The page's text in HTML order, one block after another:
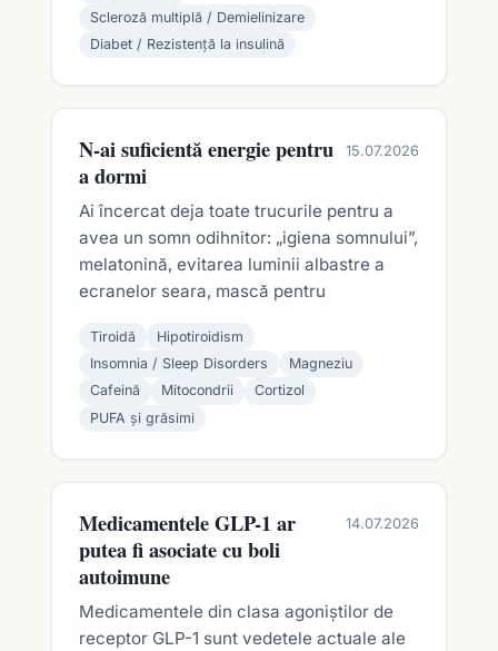
Scleroză multiplă / Demielinizare
Diabet / Rezistență la insulină
N-ai suficientă energie pentru
a dormi
15.07.2026
Ai încercat deja toate trucurile pentru a
avea un somn odihnitor: „igiena somnului”,
melatonină, evitarea luminii albastre a
ecranelor seara, mască pentru
Tiroidă
Hipotiroidism
Insomnia / Sleep Disorders
Magneziu
Cafeină
Mitocondrii
Cortizol
PUFA și grăsimi
Medicamentele GLP-1 ar
putea fi asociate cu boli
autoimune
14.07.2026
Medicamentele din clasa agoniștilor de
receptor GLP-1 sunt vedetele actuale ale